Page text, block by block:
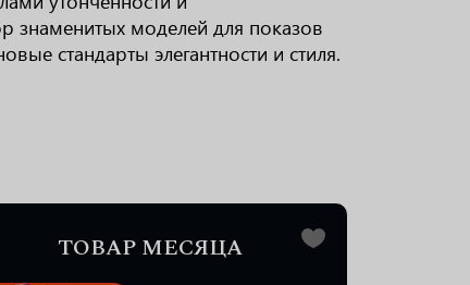
знаменитых моделей для показов
стандарты элегантности и стиля.
ТОВАР МЕСЯЦА